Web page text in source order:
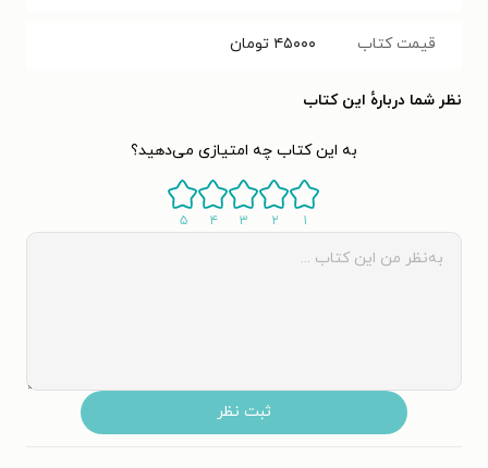
قیمت کتاب ۴۵۰۰۰ تومان
نظر شما دربارهٔ این کتاب
به این کتاب چه امتیازی می‌دهید؟
۱ ۲ ۳ ۴ ۵
ثبت نظر